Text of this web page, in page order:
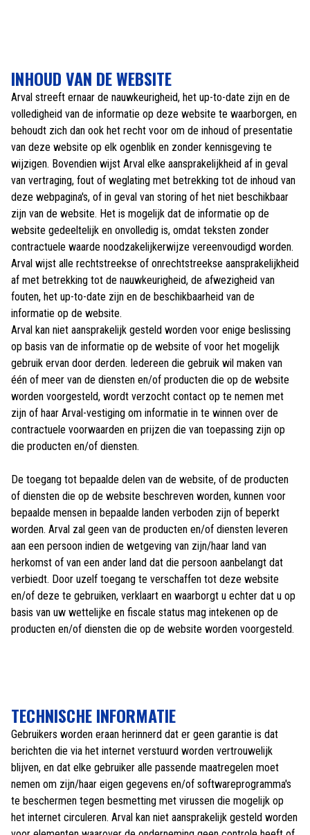
INHOUD VAN DE WEBSITE
Arval streeft ernaar de nauwkeurigheid, het up-to-date zijn en de
volledigheid van de informatie op deze website te waarborgen, en
behoudt zich dan ook het recht voor om de inhoud of presentatie
van deze website op elk ogenblik en zonder kennisgeving te
wijzigen. Bovendien wijst Arval elke aansprakelijkheid af in geval
van vertraging, fout of weglating met betrekking tot de inhoud van
deze webpagina's, of in geval van storing of het niet beschikbaar
zijn van de website. Het is mogelijk dat de informatie op de
website gedeeltelijk en onvolledig is, omdat teksten zonder
contractuele waarde noodzakelijkerwijze vereenvoudigd worden.
Arval wijst alle rechtstreekse of onrechtstreekse aansprakelijkheid
af met betrekking tot de nauwkeurigheid, de afwezigheid van
fouten, het up-to-date zijn en de beschikbaarheid van de
informatie op de website.
Arval kan niet aansprakelijk gesteld worden voor enige beslissing
op basis van de informatie op de website of voor het mogelijk
gebruik ervan door derden. Iedereen die gebruik wil maken van
één of meer van de diensten en/of producten die op de website
worden voorgesteld, wordt verzocht contact op te nemen met
zijn of haar Arval-vestiging om informatie in te winnen over de
contractuele voorwaarden en prijzen die van toepassing zijn op
die producten en/of diensten.
De toegang tot bepaalde delen van de website, of de producten
of diensten die op de website beschreven worden, kunnen voor
bepaalde mensen in bepaalde landen verboden zijn of beperkt
worden. Arval zal geen van de producten en/of diensten leveren
aan een persoon indien de wetgeving van zijn/haar land van
herkomst of van een ander land dat die persoon aanbelangt dat
verbiedt. Door uzelf toegang te verschaffen tot deze website
en/of deze te gebruiken, verklaart en waarborgt u echter dat u op
basis van uw wettelijke en fiscale status mag intekenen op de
producten en/of diensten die op de website worden voorgesteld.
TECHNISCHE INFORMATIE
Gebruikers worden eraan herinnerd dat er geen garantie is dat
berichten die via het internet verstuurd worden vertrouwelijk
blijven, en dat elke gebruiker alle passende maatregelen moet
nemen om zijn/haar eigen gegevens en/of softwareprogramma's
te beschermen tegen besmetting met virussen die mogelijk op
het internet circuleren. Arval kan niet aansprakelijk gesteld worden